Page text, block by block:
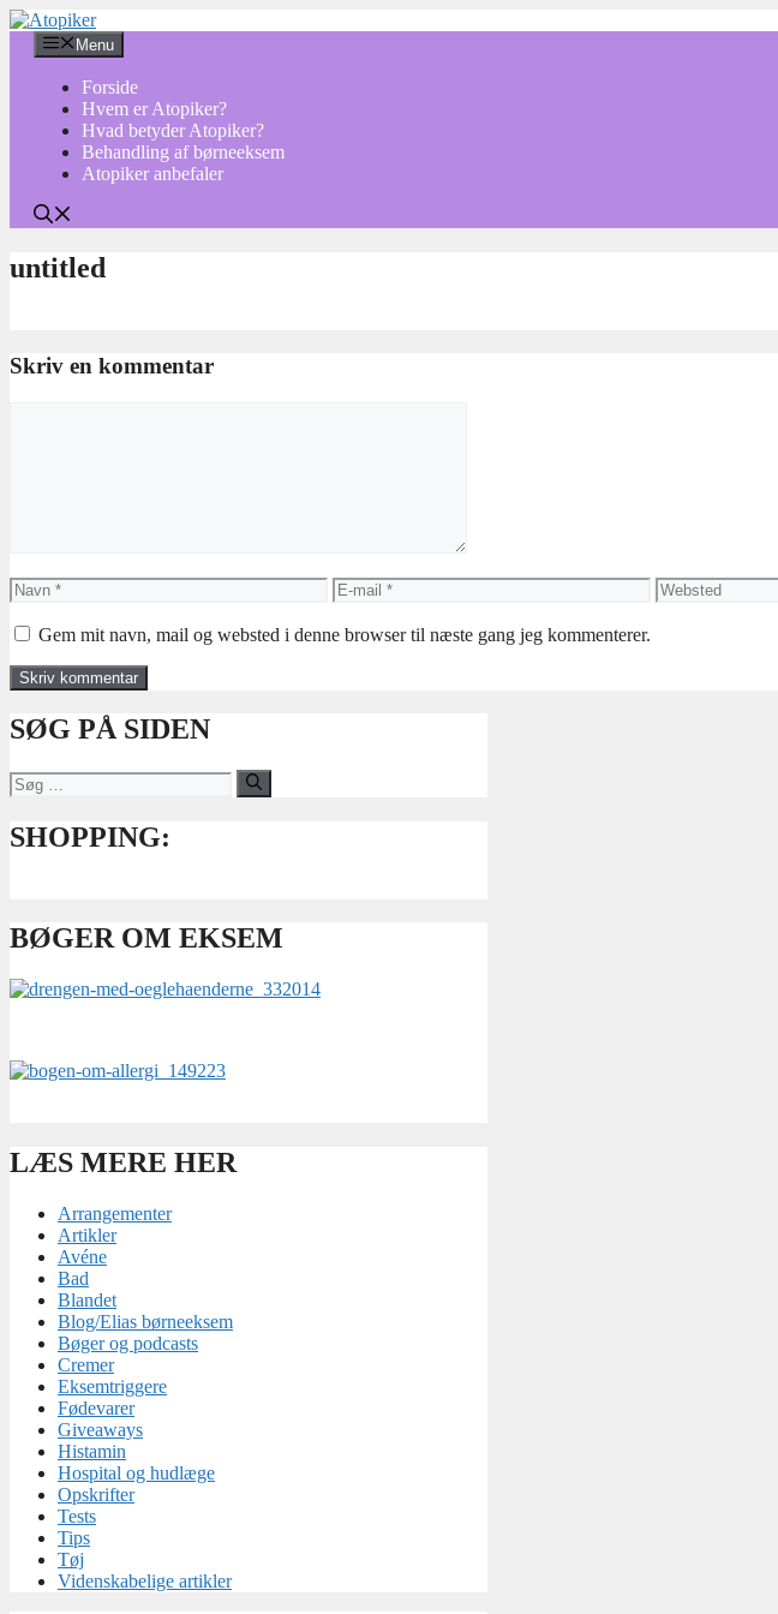
Hop
indhold
Menu
Forside
Hvem er Atopiker?
Hvad betyder Atopiker?
Behandling af børneeksem
Atopiker anbefaler
untitled
Skriv en kommentar
Navn
E-
mail
Websted
Gem mit navn, mail og websted i denne browser til næste gang jeg kommenterer.
SØG PÅ SIDEN
Søg
efter:
SHOPPING:
BØGER OM EKSEM
LÆS MERE HER
Arrangementer
Artikler
Avéne
Bad
Blandet
Blog/Elias børneeksem
Bøger og podcasts
Cremer
Eksemtriggere
Fødevarer
Giveaways
Histamin
Hospital og hudlæge
Opskrifter
Tests
Tips
Tøj
Videnskabelige artikler